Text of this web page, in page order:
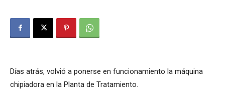
Días atrás, volvió a ponerse en funcionamiento la máquina
chipiadora en la Planta de Tratamiento.